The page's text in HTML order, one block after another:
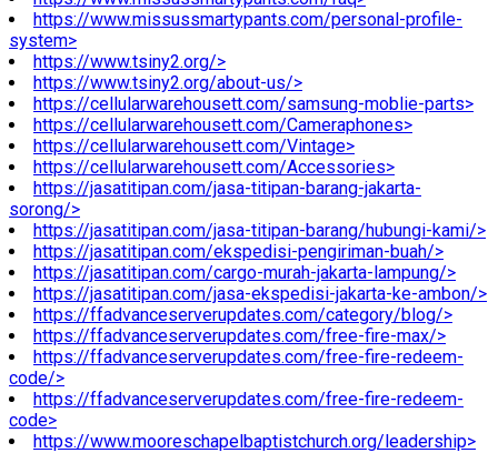
https://www.missussmartypants.com/personal-profile-
system>
https://www.tsiny2.org/>
https://www.tsiny2.org/about-us/>
https://cellularwarehousett.com/samsung-moblie-parts>
https://cellularwarehousett.com/Cameraphones>
https://cellularwarehousett.com/Vintage>
https://cellularwarehousett.com/Accessories>
https://jasatitipan.com/jasa-titipan-barang-jakarta-
sorong/>
https://jasatitipan.com/jasa-titipan-barang/hubungi-kami/>
https://jasatitipan.com/ekspedisi-pengiriman-buah/>
https://jasatitipan.com/cargo-murah-jakarta-lampung/>
https://jasatitipan.com/jasa-ekspedisi-jakarta-ke-ambon/>
https://ffadvanceserverupdates.com/category/blog/>
https://ffadvanceserverupdates.com/free-fire-max/>
https://ffadvanceserverupdates.com/free-fire-redeem-
code/>
https://ffadvanceserverupdates.com/free-fire-redeem-
code>
https://www.mooreschapelbaptistchurch.org/leadership>